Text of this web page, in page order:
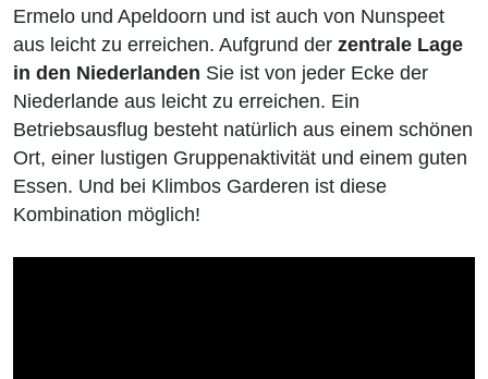
Ermelo und Apeldoorn und ist auch von Nunspeet
aus leicht zu erreichen. Aufgrund der zentrale Lage
in den Niederlanden Sie ist von jeder Ecke der
Niederlande aus leicht zu erreichen. Ein
Betriebsausflug besteht natürlich aus einem schönen
Ort, einer lustigen Gruppenaktivität und einem guten
Essen. Und bei Klimbos Garderen ist diese
Kombination möglich!